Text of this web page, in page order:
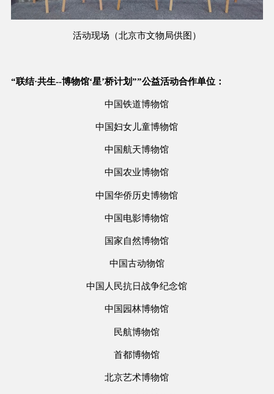
活动现场（北京市文物局供图）
“联结·共生--博物馆‘星’桥计划””公益活动合作单位：
中国铁道博物馆
中国妇女儿童博物馆
中国航天博物馆
中国农业博物馆
中国华侨历史博物馆
中国电影博物馆
国家自然博物馆
中国古动物馆
中国人民抗日战争纪念馆
中国园林博物馆
民航博物馆
首都博物馆
北京艺术博物馆